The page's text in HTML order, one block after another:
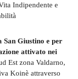
Indipendente e
San Giustino e per
attivato nei
Est zona Valdarno,
Koinè attraverso